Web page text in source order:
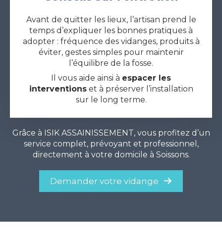
Avant de quitter les lieux, l’artisan prend le
temps d’expliquer les bonnes pratiques à
adopter : fréquence des vidanges, produits à
éviter, gestes simples pour maintenir
l’équilibre de la fosse.
Il vous aide ainsi à espacer les
interventionset à préserver l’installation
sur le long terme.
Grâce à ISIK ASSAINISSEMENT, vous profitez d’un
service complet, prévoyant et professionnel,
directement à votre domicile à Soissons.
Demander votre vidange